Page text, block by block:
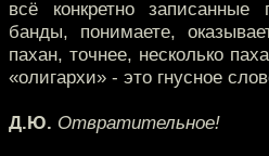
всё конкретно
банды, понимаете,
пахан, точнее, несколько
«олигархи» - это гнусное
Д.Ю. Отвратительное!